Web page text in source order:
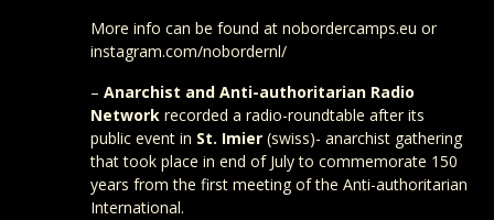
More info can be found at nobordercamps.eu or
instagram.com/nobordernl/
–Anarchist and Anti-authoritarian Radio
Network recorded a radio-roundtable after its
public event in St. Imier (swiss)- anarchist gathering
that took place in end of July to commemorate 150
years from the first meeting of the Anti-authoritarian
International.